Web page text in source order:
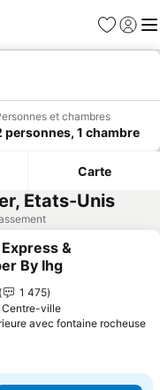
Favoris
Se
et chambres
personnes, 1 chambre
Carte
Etats-Unis
mes favoris
&
By Ihg
prix
1 475
Centre-ville
avec fontaine rocheuse